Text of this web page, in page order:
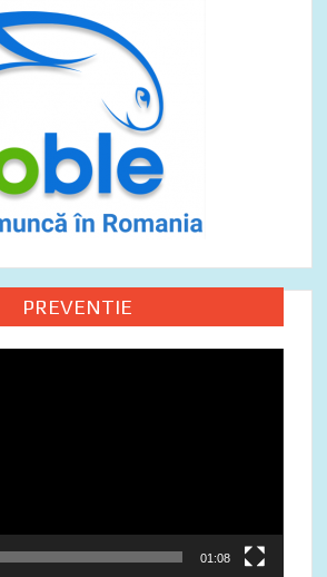
PREVENTIE
01:08